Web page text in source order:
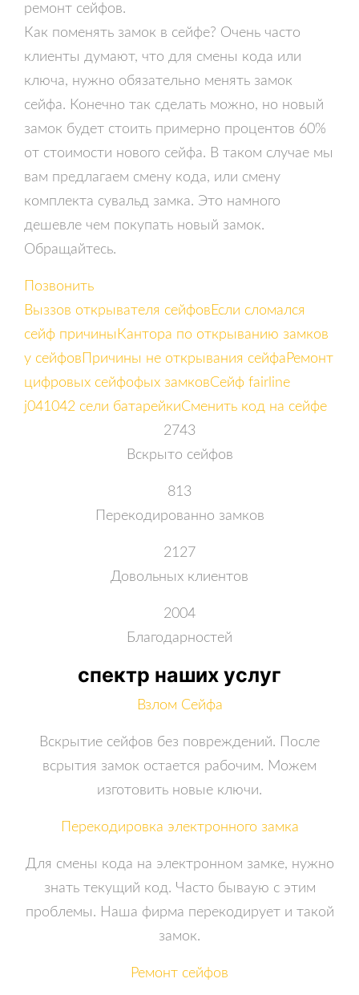
ремонт сейфов.
Как поменять замок в сейфе? Очень часто
клиенты думают, что для смены кода или
ключа, нужно обязательно менять замок
сейфа. Конечно так сделать можно, но новый
замок будет стоить примерно процентов 60%
от стоимости нового сейфа. В таком случае мы
вам предлагаем смену кода, или смену
комплекта сувальд замка. Это намного
дешевле чем покупать новый замок.
Обращайтесь.
Позвонить
Выззов открывателя сейфовЕсли сломался
сейф причины Кантора по открыванию замков
у сейфов Причины не открывания сейфаРемонт
цифровых сейфофых замковСейф fairline
j041042 сели батарейкиСменить код на сейфе
2743
Вскрыто сейфов
813
Перекодированно замков
2127
Довольных клиентов
2004
Благодарностей
спектр наших услуг
Взлом Сейфа
Вскрытие сейфов без повреждений. После
всрытия замок остается рабочим. Можем
изготовить новые ключи.
Перекодировка электронного замка
Для смены кода на электронном замке, нужно
знать текущий код. Часто бываую с этим
проблемы. Наша фирма перекодирует и такой
замок.
Ремонт сейфов